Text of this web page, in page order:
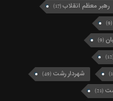
رهبر معظم انقلاب(17)
(9)
(9)
(12)
شهردار رشت (49)
(21)